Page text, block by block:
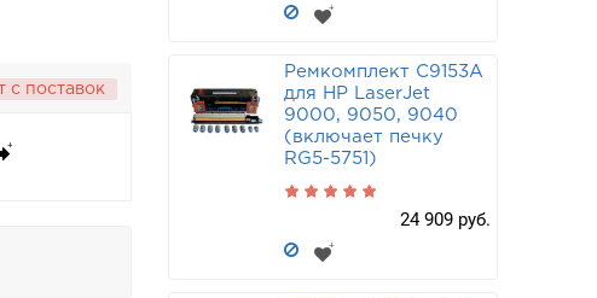
с поставок
Ремкомплект C9153A
для HP LaserJet
9000, 9050, 9040
(включает печку
RG5-5751)
24 909 руб.